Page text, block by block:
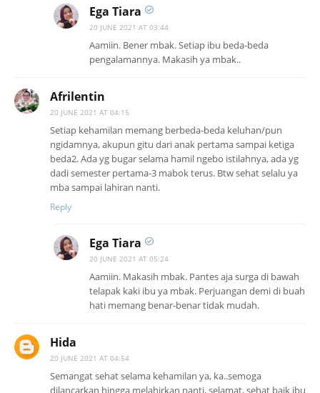
Ega Tiara
20 JUNE 2021 AT 03:44
Aamiin. Bener mbak. Setiap ibu beda-beda
pengalamannya. Makasih ya mbak..
Afrilentin
20 JUNE 2021 AT 04:15
Setiap kehamilan memang berbeda-beda keluhan/pun
ngidamnya, akupun gitu dari anak pertama sampai ketiga
beda2. Ada yg bugar selama hamil ngebo istilahnya, ada yg
dadi semester pertama-3 mabok terus. Btw sehat selalu ya
mba sampai lahiran nanti.
Reply
Ega Tiara
20 JUNE 2021 AT 05:24
Aamiin. Makasih mbak. Pantes aja surga di bawah
telapak kaki ibu ya mbak. Perjuangan demi di buah
hati memang benar-benar tidak mudah.
Hida
20 JUNE 2021 AT 04:54
Semangat sehat selama kehamilan ya, ka..semoga
dilancarkan hingga melahirkan nanti, selamat, sehat baik ibu